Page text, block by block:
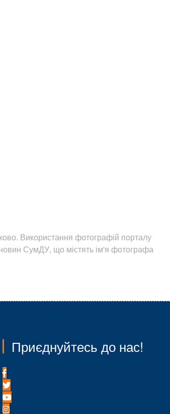
Використання фотографій порталу
СумДУ, що містять ім'я фотографа
Приєднуйтесь до нас!